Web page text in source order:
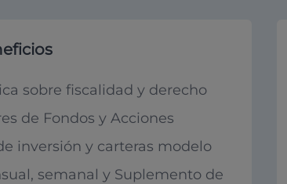
sobre fiscalidad y derecho
de Fondos y Acciones
inversión y carteras modelo
semanal y Suplemento de